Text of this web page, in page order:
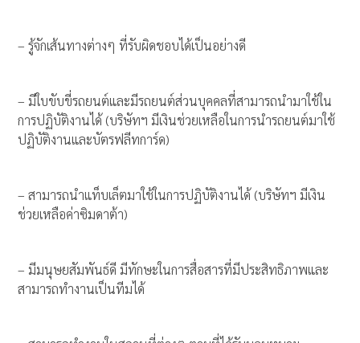
– รู้จักเส้นทางต่างๆ ที่รับผิดชอบได้เป็นอย่างดี
– มีใบขับขี่รถยนต์และมีรถยนต์ส่วนบุคคลที่สามารถนำมาใช้ใน
การปฏิบัติงานได้ (บริษัทฯ มีเงินช่วยเหลือในการนำรถยนต์มาใช้
ปฏิบัติงานและบัตรฟลีทการ์ด)
– สามารถนำแท็บเล็ตมาใช้ในการปฏิบัติงานได้ (บริษัทฯ มีเงิน
ช่วยเหลือค่าซิมดาต้า)
– มีมนุษยสัมพันธ์ดี มีทักษะในการสื่อสารที่มีประสิทธิภาพและ
สามารถทำงานเป็นทีมได้